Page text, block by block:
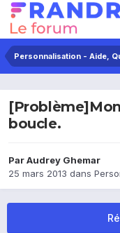
Personnalisation - Aide,
boucle.
ParAudrey Ghemar
25 mars 2013 dans